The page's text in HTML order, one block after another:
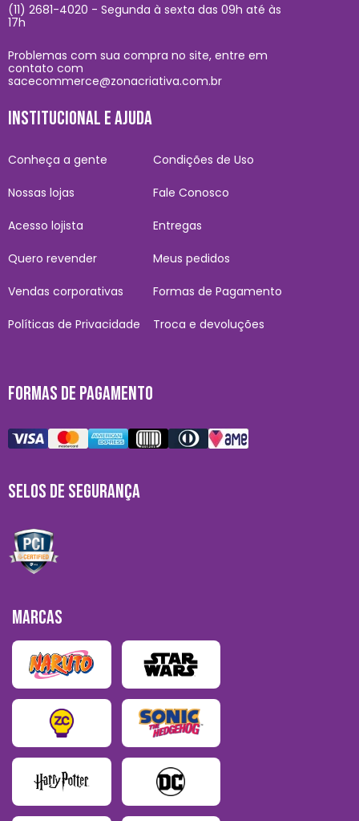
(11) 2681-4020 - Segunda à sexta das 09h até às
17h
Problemas com sua compra no site, entre em
contato com
sacecommerce@zonacriativa.com.br
INSTITUCIONAL E AJUDA
Conheça a gente
Nossas lojas
Acesso lojista
Quero revender
Vendas corporativas
Políticas de Privacidade
Condições de Uso
Fale Conosco
Entregas
Meus pedidos
Formas de Pagamento
Troca e devoluções
FORMAS DE PAGAMENTO
SELOS DE SEGURANÇA
MARCAS